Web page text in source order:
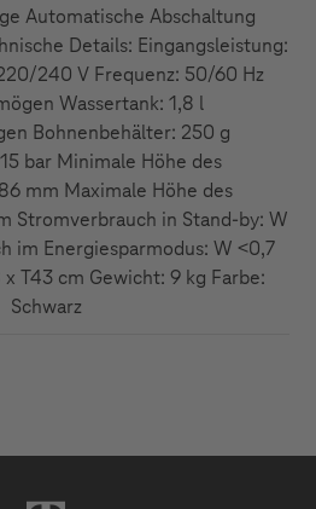
Automatische Abschaltung
Details: Eingangsleistung:
240 V Frequenz: 50/60 Hz
Wassertank: 1,8 l
Bohnenbehälter: 250 g
bar Minimale Höhe des
mm Maximale Höhe des
Stromverbrauch in Stand-by: W
im Energiesparmodus: W <0,7
x T43 cm Gewicht: 9 kg Farbe:
Schwarz